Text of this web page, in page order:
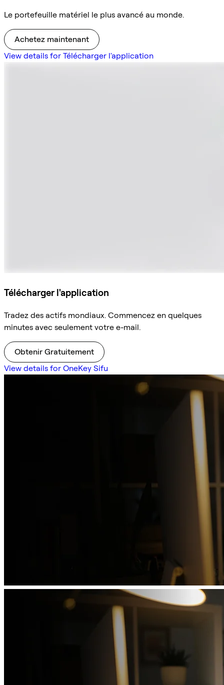
Le portefeuille matériel le plus avancé au monde.
Achetez maintenant
View details for Télécharger l'application
Télécharger l'application
Tradez des actifs mondiaux. Commencez en quelques
minutes avec seulement votre e-mail.
Obtenir Gratuitement
View details for OneKey Sifu